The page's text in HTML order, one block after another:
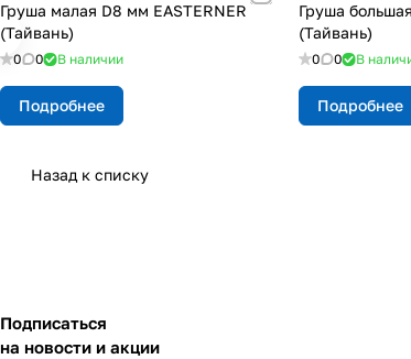
Груша малая D8 мм EASTERNER
(Тайвань)
0 0 В наличии
Подробнее
Груша
(Тайвань)
0 0 В
Подробнее
Назад к списку
Подписаться
на новости и акции